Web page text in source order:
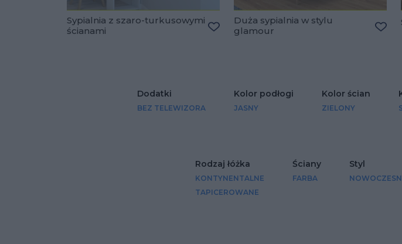
Sypialnia z szaro-turkusowymi
ścianami
Dodaj do ulubionych
Duża sypialnia w stylu
glamour
Dodatki
BEZ TELEWIZORA
Kolor podłogi
JASNY
Kolor ścian
ZIELONY
Rodzaj łóżka
KONTYNENTALNE
TAPICEROWANE
Ściany
FARBA
Styl